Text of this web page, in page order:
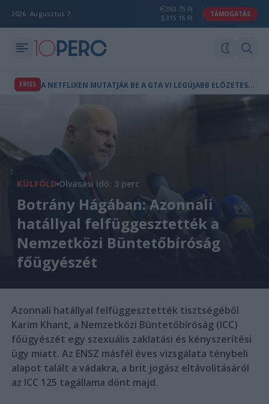
2026. Augusztus 7.
363.75 Ft
315.15 Ft
TÁMOGATÁS
FRISS A
NETFLIXEN MUTATJÁK BE A GTA VI LEGÚJABB ELŐZETESÉT
KÜLFÖLD Olvasási idő: 3 perc
Botrány Hágában: Azonnali
hatállyal felfüggesztették a
Nemzetközi Büntetőbíróság
főügyészét
Azonnali hatállyal felfüggesztették tisztségéből
Karim Khant, a Nemzetközi Büntetőbíróság (ICC)
főügyészét egy szexuális zaklatási és kényszerítési
ügy miatt. Az ENSZ másfél éves vizsgálata ténybeli
alapot talált a vádakra, a brit jogász eltávolításáról
az ICC 125 tagállama dönt majd.